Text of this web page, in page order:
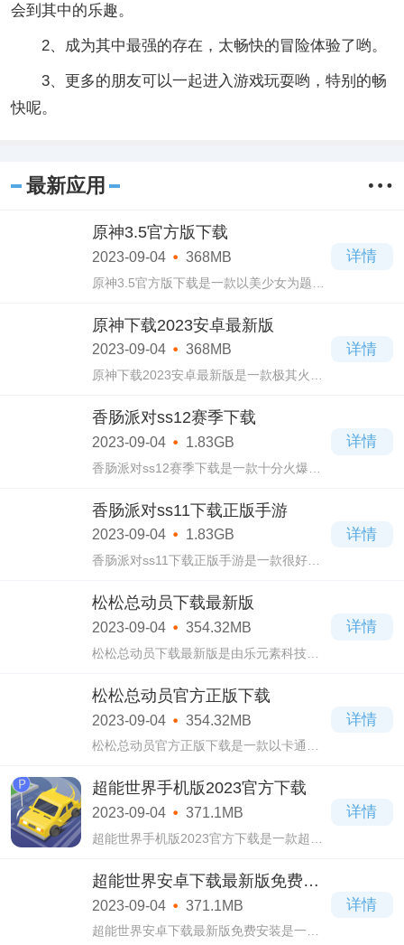
会到其中的乐趣。
2、成为其中最强的存在，太畅快的冒险体验了哟。
3、更多的朋友可以一起进入游戏玩耍哟，特别的畅
快呢。
最新应用
原神3.5官方版下载
2023-09-04 368MB
原神3.5官方版下载是一款以美少女为题材
样，任何类型任何风格的应有尽有，总会
有一种风格是你喜欢的，可以根据自己的
审美进行
详情
原神下载2023安卓最新版
2023-09-04 368MB
原神下载2023安卓最新版是一款极其火爆
安卓最新版游戏当中能够欣赏到各种精美
细腻的画面场景，而且不同的场景带给你
的视觉感
详情
香肠派对ss12赛季下载
2023-09-04 1.83GB
香肠派对ss12赛季下载是一款十分火爆的
游戏当中每次都会更新赛季，而且还会上
新全新的角色，皮肤，活动，带给玩家全
新的玩法
详情
香肠派对ss11下载正版手游
2023-09-04 1.83GB
香肠派对ss11下载正版手游是一款很好玩
细腻的游戏画面，高清的画质，玩起来将
会很爽快的，而且提供了丰富多样的玩
法，体验
详情
松松总动员下载最新版
2023-09-04 354.32MB
松松总动员下载最新版是由乐元素科技
益智类游戏，有着非常精美细腻的游戏画
面，还具有迪士尼的画风，让你可以与可
爱的人物
详情
松松总动员官方正版下载
2023-09-04 354.32MB
松松总动员官方正版下载是一款以卡通为
员官方正版下载游戏当中为玩家了丰富多
样的玩法，操作起来十分的简单易上手，
轻轻松
详情
超能世界手机版2023官方下载
2023-09-04 371.1MB
超能世界手机版2023官方下载是一款超级
界手机版2023官方下载游戏玩家的心情都
会好很多，一点烦恼和压力都会没有，当
然游戏里
详情
超能世界安卓下载最新版免费安
装
2023-09-04 371.1MB
超能世界安卓下载最新版免费安装是一款
详情